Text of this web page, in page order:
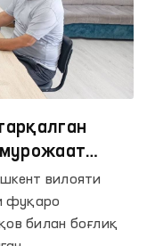
вилояти
фуқаро
билан боғлиқ